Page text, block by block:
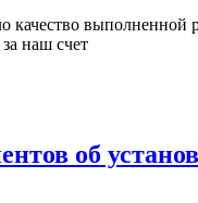
качество выполненной
наш счет
об